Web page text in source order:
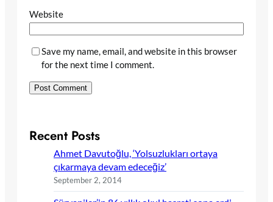
Website
Save my name, email, and website in this browser
for the next time I comment.
Recent Posts
Ahmet Davutoğlu, ‘Yolsuzlukları ortaya
çıkarmaya devam edeceğiz’
September 2, 2014